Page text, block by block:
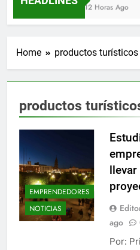
12 Horas Ago
Home productos turísticos
productos
EMPRENDEDORES
NOTICIAS
ago
Por: